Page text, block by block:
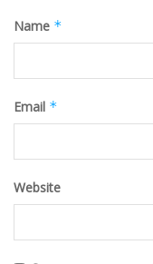
Name *
Email *
Website